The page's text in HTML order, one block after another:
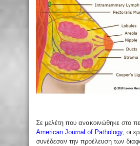
Σε μελέτη που ανακοινώθηκε στο
American Journal of Pathology, οι
συνέδεσαν την προέλευση των